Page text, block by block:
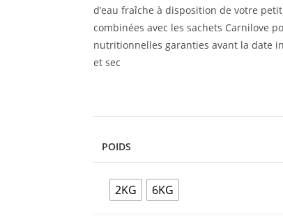
d’eau fraîche à disposition de votre
combinées avec les sachets Carnilove
nutritionnelles garanties avant la date
et sec
POIDS
2KG 6KG